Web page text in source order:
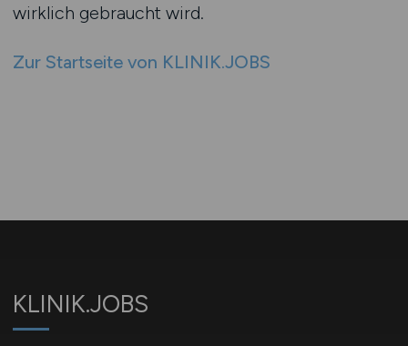
wirklich gebraucht wird.
Zur Startseite von KLINIK.JOBS
KLINIK.JOBS